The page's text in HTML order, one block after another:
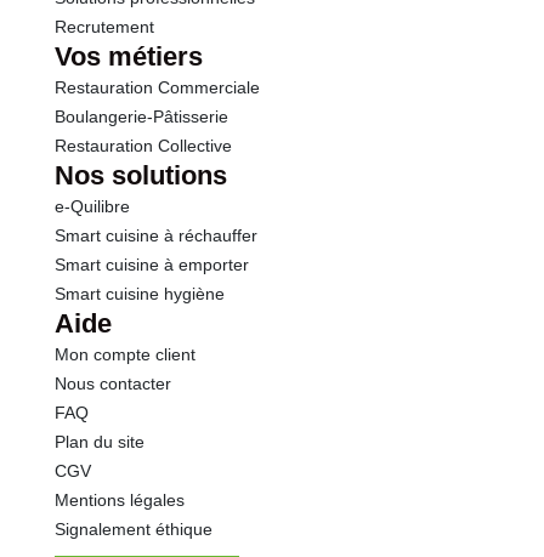
Recrutement
Vos métiers
Restauration Commerciale
Boulangerie-Pâtisserie
Restauration Collective
Nos solutions
e-Quilibre
Smart cuisine à réchauffer
Smart cuisine à emporter
Smart cuisine hygiène
Aide
Mon compte client
Nous contacter
FAQ
Plan du site
CGV
Mentions légales
Signalement éthique